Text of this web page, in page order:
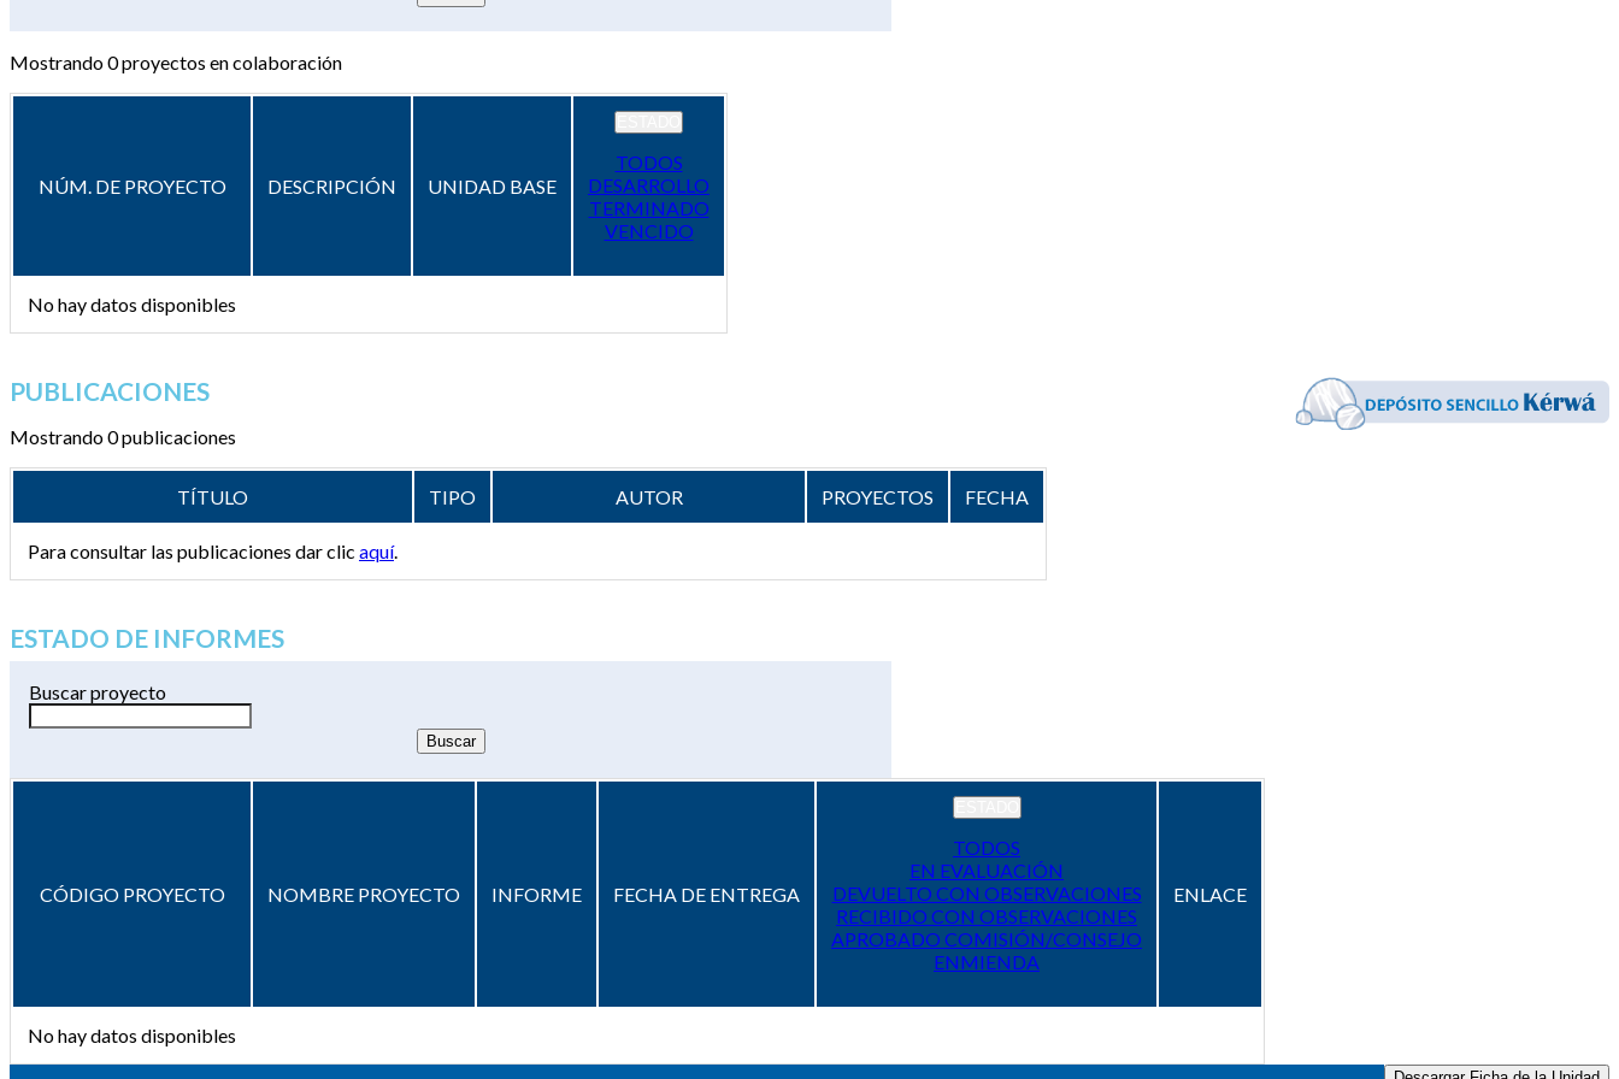
Mostrando0proyectos en colaboración
NÚM. DE PROYECTO DESCRIPCIÓN UNIDAD BASE
TODOS
DESARROLLO
TERMINADO
VENCIDO
No hay datos disponibles
PUBLICACIONES
Mostrando 0 publicaciones
TÍTULO TIPO AUTOR PROYECTOS FECHA
Para consultar las publicaciones dar clic aquí.
ESTADO DE INFORMES
Buscar proyecto
CÓDIGO PROYECTO NOMBRE PROYECTO INFORME FECHA DE ENTREGA
TODOS
EN EVALUACIÓN
DEVUELTO CON OBSERVACIONES
RECIBIDO CON OBSERVACIONES
APROBADO COMISIÓN/CONSEJO
ENMIENDA
ENLACE
No hay datos disponibles